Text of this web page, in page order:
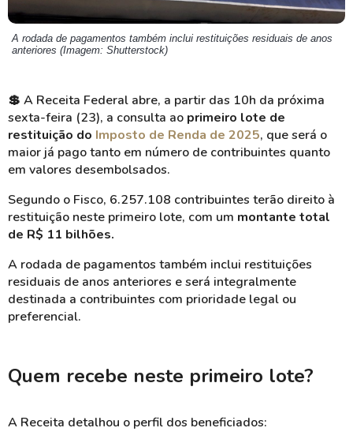
A rodada de pagamentos também inclui restituições residuais de anos
anteriores (Imagem: Shutterstock)
💲 A Receita Federal abre, a partir das 10h da próxima
sexta-feira (23), a consulta ao primeiro lote de
restituição do Imposto de Renda de 2025, que será o
maior já pago tanto em número de contribuintes quanto
em valores desembolsados.
Segundo o Fisco, 6.257.108 contribuintes terão direito à
restituição neste primeiro lote, com um montante total
de R$ 11 bilhões.
A rodada de pagamentos também inclui restituições
residuais de anos anteriores e será integralmente
destinada a contribuintes com prioridade legal ou
preferencial.
Quem recebe neste primeiro lote?
A Receita detalhou o perfil dos beneficiados: